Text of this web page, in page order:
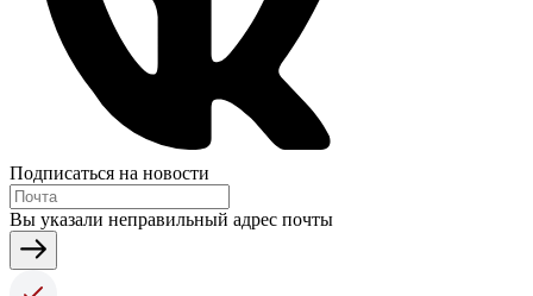
Подписаться на новости
Вы указали неправильный адрес почты